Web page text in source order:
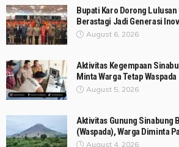
Bupati Karo Dorong
Berastagi Jadi Generasi
August 6, 2026
Aktivitas Kegempaan
Minta Warga Tetap Waspada
August 5, 2026
Aktivitas Gunung Sinabung
(Waspada), Warga Diminta
August 4, 2026